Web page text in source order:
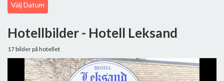
Välj Datum
Hotellbilder - Hotell Leksand
17 bilder på hotellet